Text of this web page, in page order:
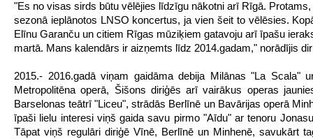
"Es no visas sirds būtu vēlējies līdzīgu nākotni arī Rīgā.
sezonā ieplānotos LNSO koncertus, ja vien šeit to vēlēsies.
Elīnu Garanču un citiem Rīgas mūziķiem gatavoju arī īpašu
martā. Mans kalendārs ir aizņemts līdz 2014.gadam," norādījis
2015.- 2016.gadā viņam gaidāma debija Milānas "La Scala"
Metropolitēna operā, Šišons diriģēs arī vairākus operas
Barselonas teātrī "Liceu", strādās Berlīnē un Bavārijas operā
īpaši lielu interesi viņš gaida savu pirmo "Aīdu" ar tenoru
Tāpat viņš regulāri diriģē Vīnē, Berlīnē un Minhenē, savukārt